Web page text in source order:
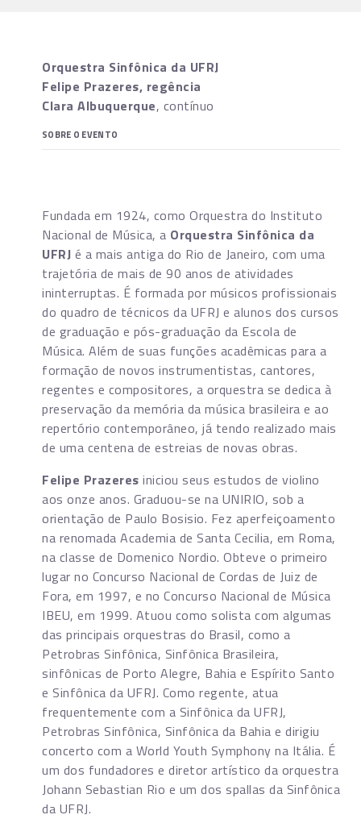
Orquestra Sinfônica da UFRJ
Felipe Prazeres, regência
Clara Albuquerque, contínuo
SOBRE O EVENTO
Fundada em 1924, como Orquestra do Instituto
Nacional de Música, a Orquestra Sinfônica da
UFRJ é a mais antiga do Rio de Janeiro, com uma
trajetória de mais de 90 anos de atividades
ininterruptas. É formada por músicos profissionais
do quadro de técnicos da UFRJ e alunos dos cursos
de graduação e pós-graduação da Escola de
Música. Além de suas funções acadêmicas para a
formação de novos instrumentistas, cantores,
regentes e compositores, a orquestra se dedica à
preservação da memória da música brasileira e ao
repertório contemporâneo, já tendo realizado mais
de uma centena de estreias de novas obras.
Felipe Prazeres iniciou seus estudos de violino
aos onze anos. Graduou-se na UNIRIO, sob a
orientação de Paulo Bosisio. Fez aperfeiçoamento
na renomada Academia de Santa Cecilia, em Roma,
na classe de Domenico Nordio. Obteve o primeiro
lugar no Concurso Nacional de Cordas de Juiz de
Fora, em 1997, e no Concurso Nacional de Música
IBEU, em 1999. Atuou como solista com algumas
das principais orquestras do Brasil, como a
Petrobras Sinfônica, Sinfônica Brasileira,
sinfônicas de Porto Alegre, Bahia e Espírito Santo
e Sinfônica da UFRJ. Como regente, atua
frequentemente com a Sinfônica da UFRJ,
Petrobras Sinfônica, Sinfônica da Bahia e dirigiu
concerto com a World Youth Symphony na Itália. É
um dos fundadores e diretor artístico da orquestra
Johann Sebastian Rio e um dos spallas da Sinfônica
da UFRJ.